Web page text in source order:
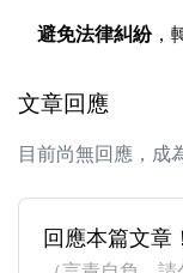
避免法律糾紛，
文章回應
目前尚無回應，成
回應本篇文章